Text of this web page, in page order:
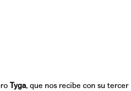
Tyga, que nos recibe con su tercer
GRIFF, el futuro del